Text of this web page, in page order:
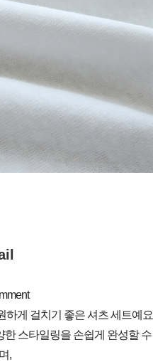
하게 걸치기 좋은 셔츠 세트예요
스타일링을 손쉽게 완성할 수
,